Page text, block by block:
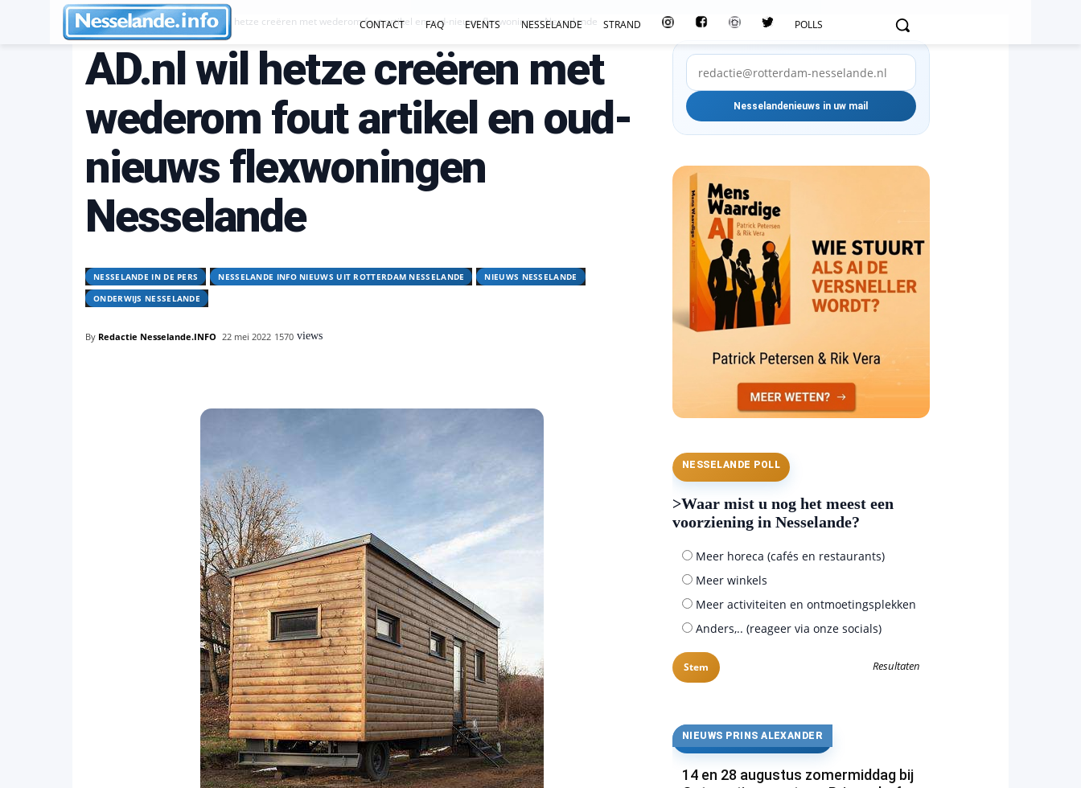
CONTACT FAQ EVENTS NESSELANDE STRAND POLLS
Nesselande in de pers AD.nl wil hetze creëren met wederom fout artikel en oud-nieuws flexwoningen Nesselande
AD.nl wil hetze creëren met
wederom fout artikel en oud-
nieuws flexwoningen
Nesselande
NESSELANDE IN DE PERS NESSELANDE INFO NIEUWS UIT ROTTERDAM NESSELANDE
NIEUWS NESSELANDE
ONDERWIJS NESSELANDE
By Redactie Nesselande.INFO 22 mei 2022 1570 views
NESSELANDE POLL
>Waar mist u nog het meest een
voorziening in Nesselande?
Meer horeca (cafés en restaurants)
Meer winkels
Meer activiteiten en ontmoetingsplekken
Anders,.. (reageer via onze socials)
Resultaten
NIEUWS PRINS ALEXANDER
14 en 28 augustus zomermiddag bij